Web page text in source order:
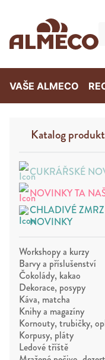
VAŠE ALMECO
Katalog
CUKRÁŘSKÉ
NOVINKY TA
CHLADIVÉ
NOVINKY
Workshopy a kurzy
Barvy a příslušenství
Čokolády, kakao
Dekorace, posypy
Káva, matcha
Knihy a magazíny
Kornouty, trubičky,
Korpusy, pláty
Ledové tříště